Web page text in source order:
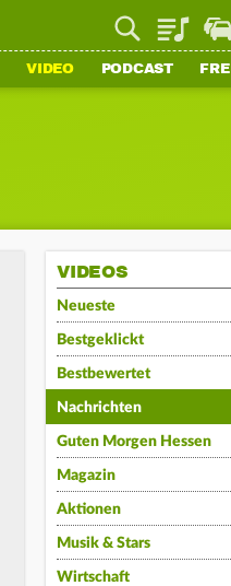
Playlist
VIDEO PODCAST
VIDEOS
Neueste
Bestgeklickt
Bestbewertet
Nachrichten
Guten Morgen Hessen
Magazin
Aktionen
Musik & Stars
Wirtschaft